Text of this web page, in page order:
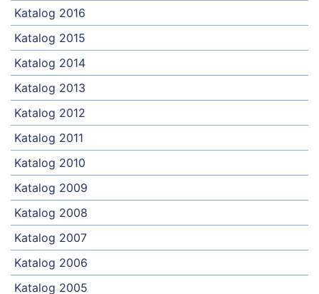
Katalog 2016
Katalog 2015
Katalog 2014
Katalog 2013
Katalog 2012
Katalog 2011
Katalog 2010
Katalog 2009
Katalog 2008
Katalog 2007
Katalog 2006
Katalog 2005